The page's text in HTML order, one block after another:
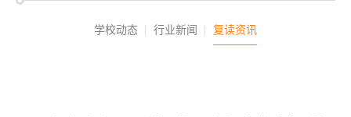
学校动态 行业新闻 复读资讯